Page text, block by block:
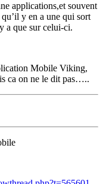
applications,et souvent
y en a une qui sort
a que sur celui-ci.
Mobile Viking,
ca on ne le dit pas…..